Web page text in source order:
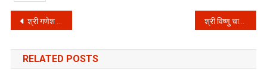
Post
navigation
श्री गणेश चालीसा हिन्दी अर्थ सहित- Shri Ganesh Chalisa in Hindi ॥ Jai Ganapati Sadguna Sadan श्री विष्णु चालीसा हिन्दी – Shri Vishnu Chalisa in Hindi ॥ विष्णु सुनिए विनय सेवक की चितलाय
RELATED POSTS